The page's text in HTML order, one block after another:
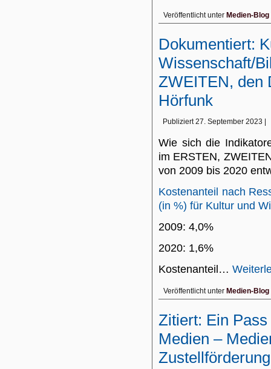
Veröffentlicht unter Medien-Blog
Dokumentiert:
Wissenschaft/
ZWEITEN, den
Hörfunk
Publiziert 27. September 2023
Wie sich die
im ERSTEN,
von 2009 bis 2020
Kostenanteil nach
(in %) für Kultur und
2009: 4,0%
2020: 1,6%
Kostenanteil…
Veröffentlicht unter Medien-Blog
Zitiert: Ein
Medien –
Zustellförderung